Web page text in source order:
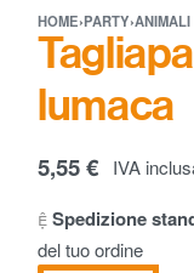
HOME›PARTY›ANIMALI
lumaca
5,55€ IVA
Spedizione
del tuo ordine